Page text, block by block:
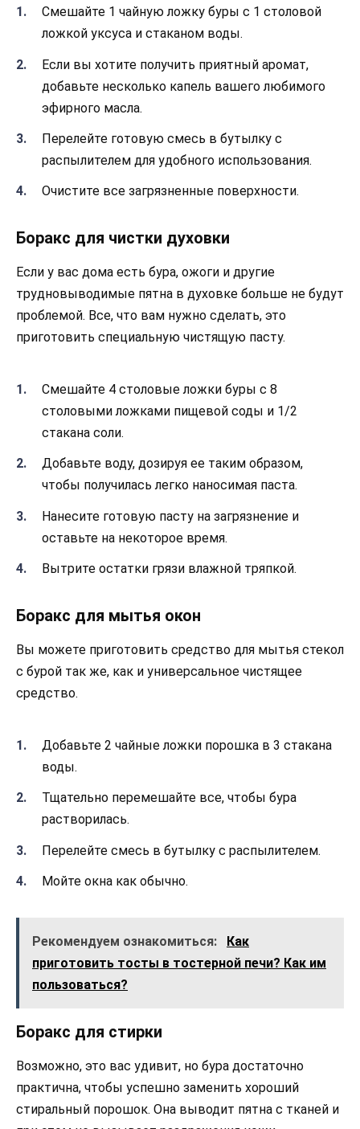
Смешайте 1 чайную ложку буры с 1 столовой
ложкой уксуса и стаканом воды.
Если вы хотите получить приятный аромат,
добавьте несколько капель вашего любимого
эфирного масла.
Перелейте готовую смесь в бутылку с
распылителем для удобного использования.
Очистите все загрязненные поверхности.
Боракс для чистки духовки
Если у вас дома есть бура, ожоги и другие
трудновыводимые пятна в духовке больше не будут
проблемой. Все, что вам нужно сделать, это
приготовить специальную чистящую пасту.
Смешайте 4 столовые ложки буры с 8
столовыми ложками пищевой соды и 1/2
стакана соли.
Добавьте воду, дозируя ее таким образом,
чтобы получилась легко наносимая паста.
Нанесите готовую пасту на загрязнение и
оставьте на некоторое время.
Вытрите остатки грязи влажной тряпкой.
Боракс для мытья окон
Вы можете приготовить средство для мытья стекол
с бурой так же, как и универсальное чистящее
средство.
Добавьте 2 чайные ложки порошка в 3 стакана
воды.
Тщательно перемешайте все, чтобы бура
растворилась.
Перелейте смесь в бутылку с распылителем.
Мойте окна как обычно.
Рекомендуем ознакомиться:
Как
приготовить тосты в тостерной печи? Как им
пользоваться?
Боракс для стирки
Возможно, это вас удивит, но бура достаточно
практична, чтобы успешно заменить хороший
стиральный порошок. Она выводит пятна с тканей и